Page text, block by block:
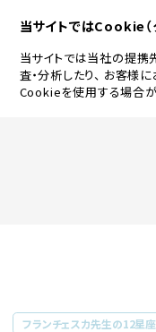
当サイトではCookie（
当サイトでは当社の提
査・分析したり、 お客様
Cookieを使用する場合が
フランチェスカ先生の12星